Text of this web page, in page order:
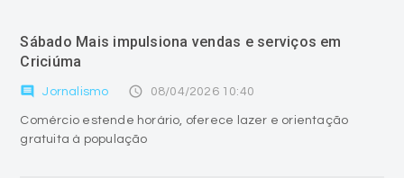
Sábado Mais impulsiona vendas e serviços em
Criciúma
comment Jornalismo access_time 08/04/2026 10:40
Comércio estende horário, oferece lazer e orientação
gratuita à população